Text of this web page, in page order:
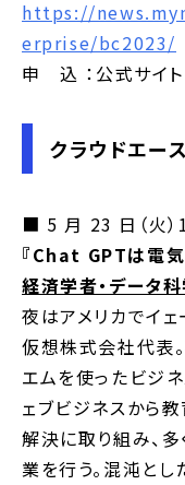
https://
erprise/bc2023/
申 込 ：公式サイト
クラウドエー
■ 5 月 23 日（火
『Chat GPTは電気
経済学者・データ
夜はアメリカでイ
仮想株式会社代表。
エムを使ったビジ
ェブビジネスから
解決に取り組み、
業を行う。混沌とし